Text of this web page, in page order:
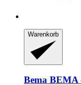
Warenkorb
Bema BEMA